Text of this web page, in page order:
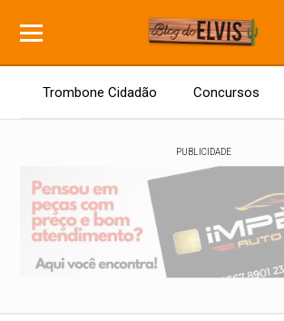
Trombone Cidadão Concursos
PUBLICIDADE